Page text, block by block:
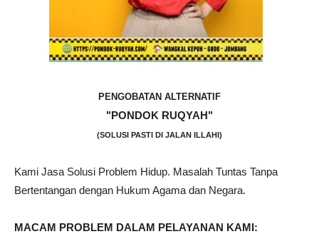
PENGOBATAN ALTERNATIF
"PONDOK RUQYAH"
(SOLUSI PASTI DI JALAN ILLAHI)
Kami Jasa Solusi Problem Hidup. Masalah Tuntas Tanpa
Bertentangan dengan Hukum Agama dan Negara.
MACAM PROBLEM DALAM PELAYANAN KAMI: